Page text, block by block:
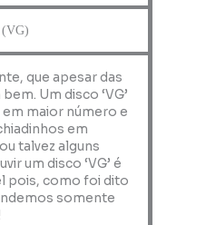
que apesar das
Um disco ‘VG’
maior número e
em
talvez alguns
um disco ‘VG’ é
pois, como foi dito
somente